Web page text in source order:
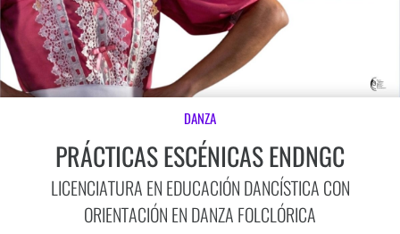
DANZA
PRÁCTICAS ESCÉNICAS ENDNGC
LICENCIATURA EN EDUCACIÓN DANCÍSTICA CON
ORIENTACIÓN EN DANZA FOLCLÓRICA